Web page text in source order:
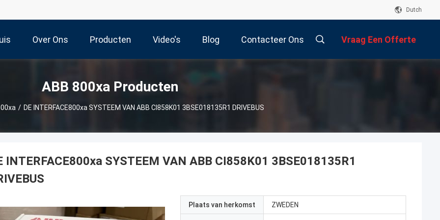
Dutch
Over Ons Producten Video's Blog Contacteer Ons Vraag Een Offerte
ABB 800xa Producten
/ DE INTERFACE800xa SYSTEEM VAN ABB CI858K01 3BSE018135R1 DRIVEBUS
INTERFACE800xa SYSTEEM VAN ABB CI858K01 3BSE018135R1
Plaats van herkomst ZWEDEN